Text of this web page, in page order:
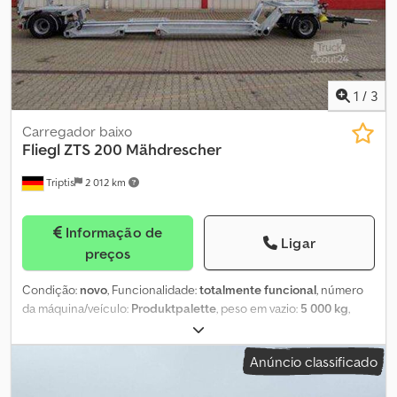
1 / 3
Triptis 2 012 km
Carregador baixo
FlieglZTS 200 Mähdrescher
Informação de
preços
Ligar
Condição: novo, Funcionalidade:totalmente funcional, número
da máquina/veículo: Produktpalette, peso em vazio: 5 000 kg,
13 000 kg, peso total:
configuração de eixo:2 eixos, comprimento total:11 400 mm,
, tamanho do pneu:235 / 75
Anúncio classificado